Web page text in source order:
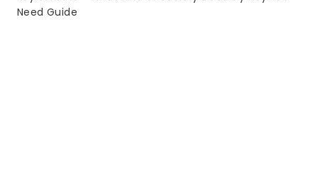
Need Guide